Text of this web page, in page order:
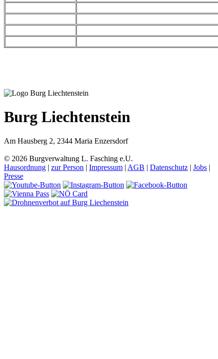
Burg Liechtenstein
Am Hausberg 2, 2344 Maria Enzersdorf
© 2026 Burgverwaltung L. Fasching e.U.
Hausordnung | zur Person | Impressum | AGB | Datenschutz | Jobs |
Presse